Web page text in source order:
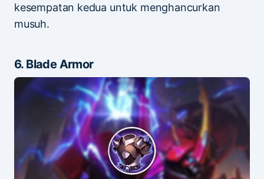
kesempatan kedua untuk menghancurkan
musuh.
6. Blade Armor